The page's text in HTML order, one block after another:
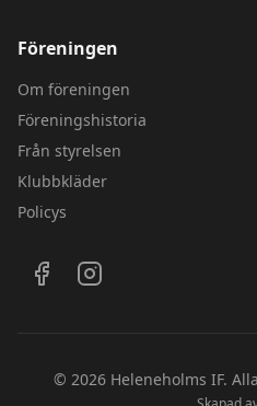
Föreningen
Om föreningen
Föreningshistoria
Från styrelsen
Klubbkläder
Policys
Följ oss på sociala medier
© 2026Heleneholms IF.